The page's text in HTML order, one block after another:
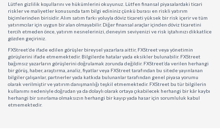
Lütfen gizlilik koşullarını ve hükümlerini okuyunuz. Lütfen finansal piyasalardaki ticari
riskler ve maliyetler konusunda tam bilgi edininiz çünkü burası en riskli yatırım
biçimlerinden birisidir. Alım satım farkı yoluyla döviz ticareti yüksek bir risk içerir ve tüm
yatırımcılar için uygun bir alan olmayabilir. Diğer finansal araçlar içinden döviz ticaretini
tercih etmeden önce, yatırım nesnelerinizi, deneyim seviyenizi ve risk iştahınızı dikkatlice
gözden geçiriniz.
FXStreet’de ifade edilen görüşler bireysel yazarlara aittir, FXStreet veya yönetimin
görüşlerini ifade etmemektedir. Bilgilerde hatalar yada eksikler bulunabilir. FXStreet
bağımsız yazarların görüşlerini doğrulamak zorunda değildir. FXStreet’da verilen herhangi
bir görüş, haber, araştırma, analiz, fiyatlar veya FXStreet tarafından bu sitede yayınlanan
bilgiler çalışanlar, partnerler yada katkıda bulunanlar tarafından genel piyasa yorumu
olarak verilmiştir ve yatırım danışmanlığı teşkil etmemektedir. FXStreet bu tür bilgilerin
kullanımı nedeniyle doğrudan ya da dolaylı olarak ortaya çıkabilecek herhangi bir kâr kaybı
herhangi bir sınırlama olmaksızın herhangi bir kayıp yada hasar için sorumluluk kabul
etmemektedir.